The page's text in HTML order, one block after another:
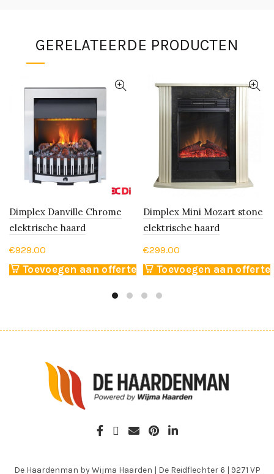
GERELATEERDE PRODUCTEN
Dimplex Danville Chrome
elektrische haard
€929.00
Toevoegen aan offerte
Dimplex Mini Mozart stone
elektrische haard
€299.00
Toevoegen aan offerte
De Haardenman by Wijma Haarden | De Reidflechter 6 | 9271 VP